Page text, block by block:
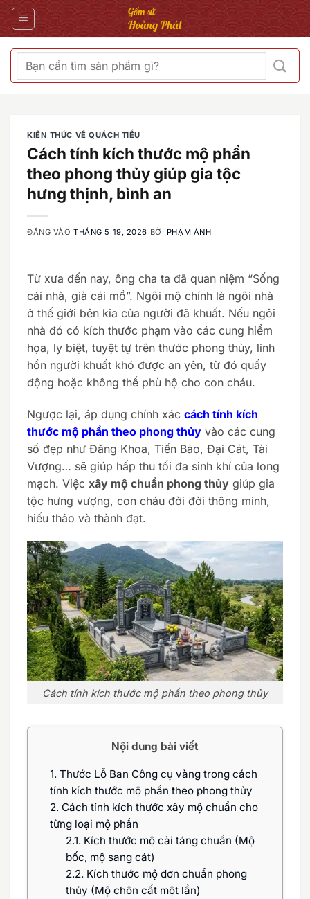
Bỏ
qua
Tìm
kiếm:
KIẾN THỨC VỀ QUÁCH TIỂU
Cách tính kích thước mộ phần
theo phong thủy giúp gia tộc
hưng thịnh, bình an
ĐĂNG VÀOTHÁNG 5 19, 2026 BỞI PHẠM ÁNH
Từ xưa đến nay, ông cha ta đã quan niệm “Sống
cái nhà, già cái mồ”. Ngôi mộ chính là ngôi nhà
ở thế giới bên kia của người đã khuất. Nếu ngôi
nhà đó có kích thước phạm vào các cung hiểm
họa, ly biệt, tuyệt tự trên thước phong thủy, linh
hồn người khuất khó được an yên, từ đó quấy
động hoặc không thể phù hộ cho con cháu.
Ngược lại, áp dụng chính xác cách tính kích
thước mộ phần theo phong thủy vào các cung
số đẹp như Đăng Khoa, Tiến Bảo, Đại Cát, Tài
Vượng… sẽ giúp hấp thu tối đa sinh khí của long
mạch. Việc xây mộ chuẩn phong thủy giúp gia
tộc hưng vượng, con cháu đời đời thông minh,
hiếu thảo và thành đạt.
Cách tính kích thước mộ phần theo phong thủy
Nội dung bài viết
1. Thước Lỗ Ban Công cụ vàng trong cách
tính kích thước mộ phần theo phong thủy
2. Cách tính kích thước xây mộ chuẩn cho
từng loại mộ phần
2.1. Kích thước mộ cải táng chuẩn (Mộ
bốc, mộ sang cát)
2.2. Kích thước mộ đơn chuẩn phong
thủy (Mộ chôn cất một lần)